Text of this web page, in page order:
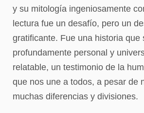
y su mitología ingeniosamente
lectura fue un desafío, pero un
gratificante. Fue una historia que
profundamente personal y
relatable, un testimonio de la
que nos une a todos, a pesar de
muchas diferencias y divisiones.